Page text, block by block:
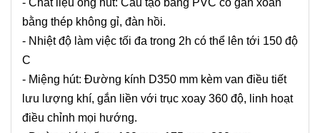
bằng thép không gỉ, đàn hồi.
- Nhiệt độ làm việc tối đa trong 2h có thể lên tới 150 độ
C
- Miệng hút: Đường kính D350 mm kèm van điều tiết
lưu lượng khí, gắn liền với trục xoay 360 độ, linh hoạt
điều chỉnh mọi hướng.